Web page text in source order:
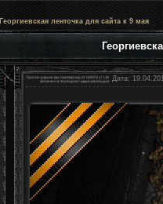
Георгиевская ленточка для сайта к 9 мая
Дата: